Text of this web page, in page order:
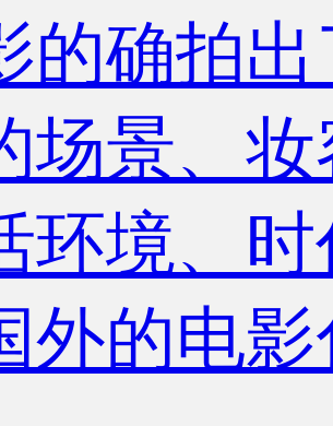
的确拍
场景、
环境、
外的电